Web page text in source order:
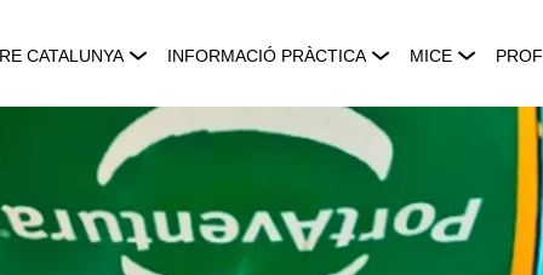
CATALUNYA INFORMACIÓ PRÀCTICA MICE